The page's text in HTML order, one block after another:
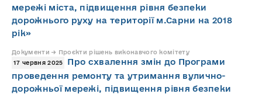
мережі міста, підвищення рівня безпеки
дорожнього руху на території м.Сарни на 2018
рік»
Документи → Проєкти рішень виконавчого комітету
17 червня 2025
Про схвалення змін до Програми
проведення ремонту та утримання вулично-
дорожньої мережі, підвищення рівня безпеки